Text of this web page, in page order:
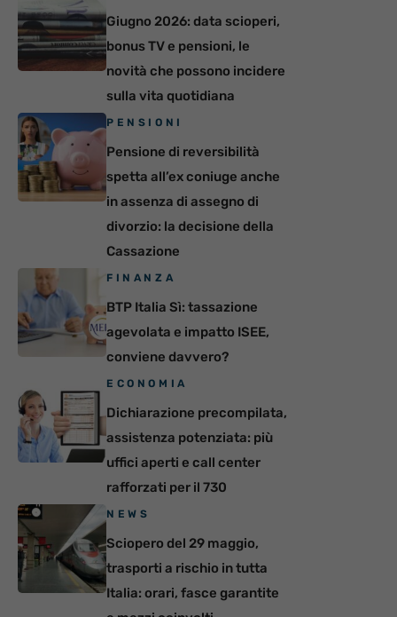
Giugno 2026: data scioperi,
bonus TV e pensioni, le
novità che possono incidere
sulla vita quotidiana
PENSIONI
Pensione di reversibilità
spetta all’ex coniuge anche
in assenza di assegno di
divorzio: la decisione della
Cassazione
FINANZA
BTP Italia Sì: tassazione
agevolata e impatto ISEE,
conviene davvero?
ECONOMIA
Dichiarazione precompilata,
assistenza potenziata: più
uffici aperti e call center
rafforzati per il 730
NEWS
Sciopero del 29 maggio,
trasporti a rischio in tutta
Italia: orari, fasce garantite